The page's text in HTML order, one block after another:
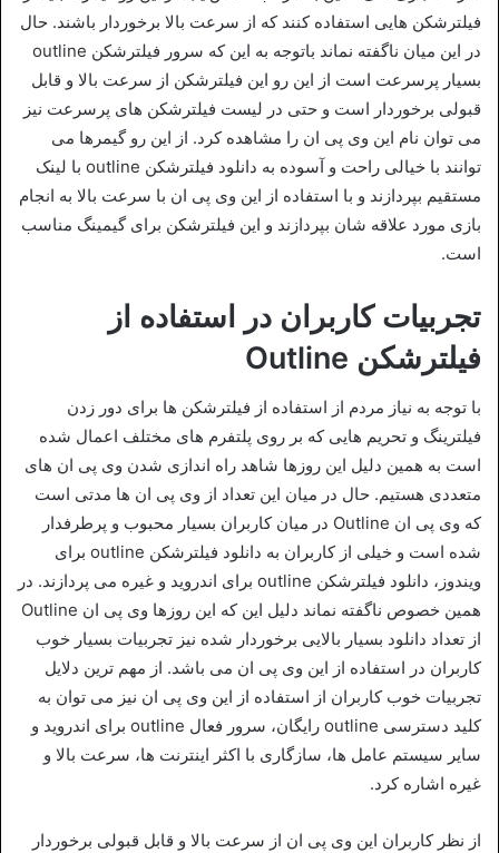
فیلترشکن‌ هایی استفاده کنند که از سرعت بالا برخوردار باشند. حال
در این میان ناگفته نماند باتوجه به این که سرور فیلترشکن outline
بسیار پرسرعت است از این رو این فیلترشکن از سرعت بالا و قابل
قبولی برخوردار است و حتی در لیست فیلترشکن‌ های پرسرعت نیز
می‌ توان نام این وی پی ان را مشاهده کرد. از این رو گیمرها می
توانند با خیالی راحت و آسوده به دانلود فیلترشکن outline با لینک
مستقیم بپردازند و با استفاده از این وی پی ان با سرعت بالا به انجام
بازی مورد علاقه شان بپردازند و این فیلترشکن برای گیمینگ مناسب
است.
تجربیات کاربران در استفاده از
فیلترشکن Outline
با توجه به نیاز مردم از استفاده از فیلترشکن‌ ها برای دور زدن
فیلترینگ و تحریم‌ هایی که بر روی پلتفرم‌ های مختلف اعمال شده
است به همین دلیل این روزها شاهد راه‌ اندازی شدن وی پی ان های
متعددی هستیم. حال در میان این تعداد از وی پی ان‌ ها مدتی است
که وی پی ان Outline در میان کاربران بسیار محبوب و پرطرفدار
شده است و خیلی از کاربران به دانلود فیلترشکن outline برای
ویندوز، دانلود فیلترشکن outline برای اندروید و غیره می پردازند. در
همین خصوص ناگفته نماند دلیل این که این روزها وی پی ان Outline
از تعداد دانلود بسیار بالایی برخوردار شده نیز تجربیات بسیار خوب
کاربران در استفاده از این وی پی ان می‌ باشد. از مهم ترین دلایل
تجربیات خوب کاربران از استفاده از این وی پی ان نیز می‌ توان به
کلید دسترسی outline رایگان، سرور فعال outline برای اندروید و
سایر سیستم عامل ها، سازگاری با اکثر اینترنت‌ ها، سرعت بالا و
غیره اشاره کرد.
از نظر کاربران این وی پی ان از سرعت بالا و قابل قبولی برخوردار